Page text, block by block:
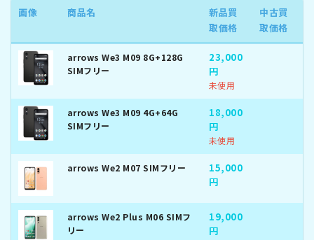
画像 商品名
新品買
取価格
中古買
取価格
arrows We3 M09 8G+128G
SIMフリー
23,000
円
未使用
arrows We3 M09 4G+64G
SIMフリー
18,000
円
未使用
arrows We2 M07 SIMフリー
15,000
円
arrows We2 Plus M06 SIMフ
リー
19,000
円